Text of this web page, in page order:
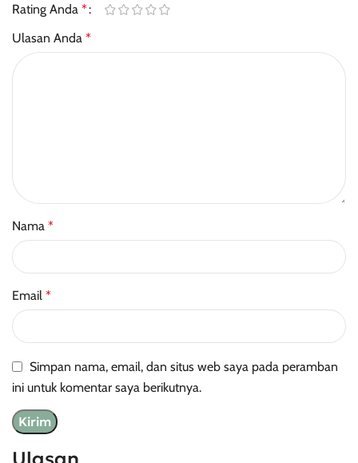
Rating Anda *
Ulasan Anda *
Nama *
Email *
Simpan nama, email, dan situs web saya pada peramban
ini untuk komentar saya berikutnya.